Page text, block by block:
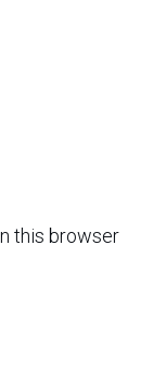
this browser